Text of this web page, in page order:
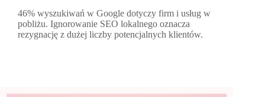
46% wyszukiwań w Google dotyczy firm i usług w
pobliżu. Ignorowanie SEO lokalnego oznacza
rezygnację z dużej liczby potencjalnych klientów.